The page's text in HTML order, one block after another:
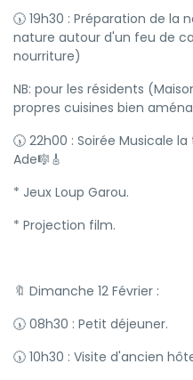
🕠 19h30 : Préparation de la
nature autour d'un feu de
nourriture)
NB: pour les résidents
propres cuisines bien
🕠 22h00 : Soirée Musicale
Ade🎼🎸
* Jeux Loup Garou.
* Projection film.
🔖 Dimanche 12 Février :
🕠 08h30 : Petit déjeuner.
🕠 10h30 : Visite d'ancien